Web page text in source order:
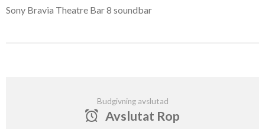
Sony Bravia Theatre Bar 8 soundbar
Budgivning avslutad
Avslutat Rop